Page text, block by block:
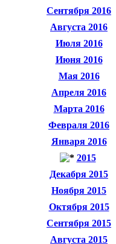
Сентября 2016
Августа 2016
Июля 2016
Июня 2016
Мая 2016
Апреля 2016
Марта 2016
Февраля 2016
Января 2016
2015
Декабря 2015
Ноября 2015
Октября 2015
Сентября 2015
Августа 2015